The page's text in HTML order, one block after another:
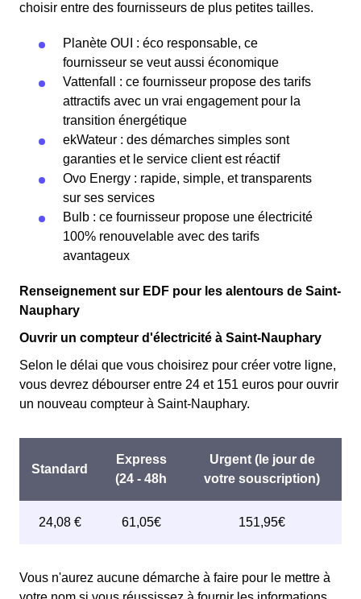
choisir entre des fournisseurs de plus petites tailles.
Planète OUI : éco responsable, ce
fournisseur se veut aussi économique
Vattenfall : ce fournisseur propose des tarifs
attractifs avec un vrai engagement pour la
transition énergétique
ekWateur : des démarches simples sont
garanties et le service client est réactif
Ovo Energy : rapide, simple, et transparents
sur ses services
Bulb : ce fournisseur propose une électricité
100% renouvelable avec des tarifs
avantageux
Renseignement sur EDF pour les alentours de Saint-
Nauphary
Ouvrir un compteur d'électricité à Saint-Nauphary
Selon le délai que vous choisirez pour créer votre ligne,
vous devrez débourser entre 24 et 151 euros pour ouvrir
un nouveau compteur à Saint-Nauphary.
Vous n'aurez aucune démarche à faire pour le mettre à